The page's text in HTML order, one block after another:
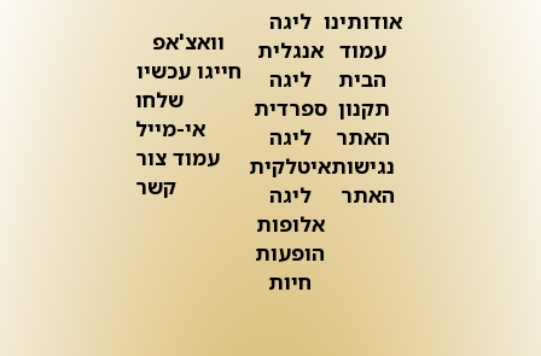
אודותינו
עמוד
הבית
תקנון
האתר
נגישות
האתר
ליגה
אנגלית
ליגה
ספרדית
ליגה
איטלקית
ליגה
אלופות
הופעות
חיות
וואצ'אפ
חייגו עכשיו
שלחו
אי-מייל
עמוד צור
קשר